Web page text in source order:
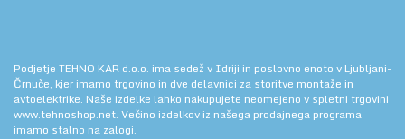
Podjetje TEHNO KAR d.o.o. ima sedež v Idriji in poslovno enoto v Ljubljani-
Črnuče, kjer imamo trgovino in dve delavnici za storitve montaže in
avtoelektrike. Naše izdelke lahko nakupujete neomejeno v spletni trgovini
www.tehnoshop.net. Večino izdelkov iz našega prodajnega programa
imamo stalno na zalogi.